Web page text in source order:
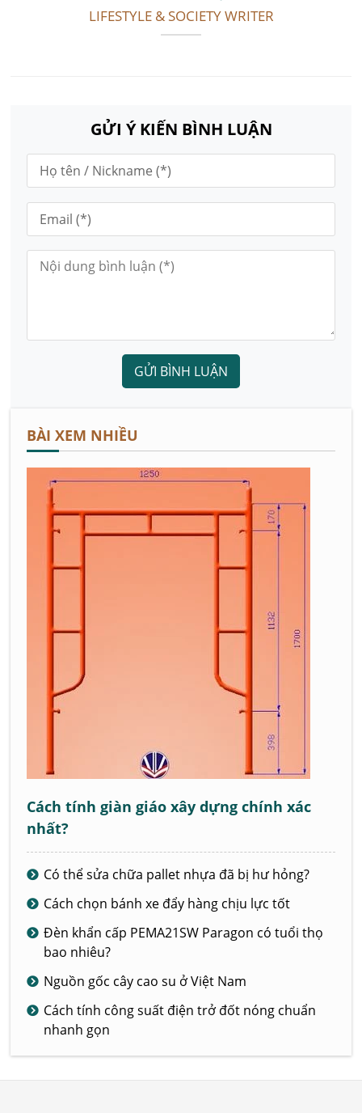
LIFESTYLE & SOCIETY WRITER
GỬI Ý KIẾN BÌNH LUẬN
GỬI BÌNH LUẬN
BÀI XEM NHIỀU
Cách tính giàn giáo xây dựng chính xác
nhất?
Có thể sửa chữa pallet nhựa đã bị hư hỏng?
Cách chọn bánh xe đẩy hàng chịu lực tốt
Đèn khẩn cấp PEMA21SW Paragon có tuổi thọ
bao nhiêu?
Nguồn gốc cây cao su ở Việt Nam
Cách tính công suất điện trở đốt nóng chuẩn
nhanh gọn